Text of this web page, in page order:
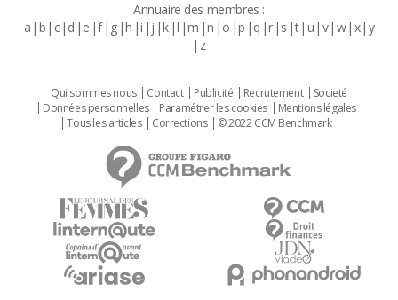
Annuaire des membres :
a b c d e f g h i j k l m n o p q r s t u v w x y
z
Qui sommes nous Contact Publicité Recrutement
Societé
Données personnelles
Paramétrer les cookies
Mentions légales
Tous les articles
Corrections © 2022 CCM Benchmark